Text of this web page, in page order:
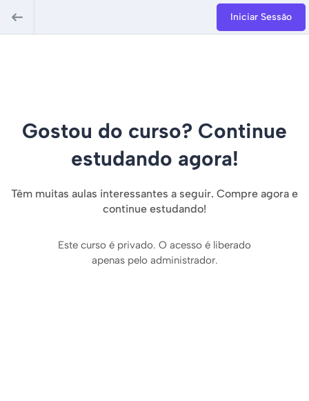
Iniciar Sessão
Gostou do curso? Continue
estudando agora!
Têm muitas aulas interessantes a seguir. Compre agora e
continue estudando!
Este curso é privado. O acesso é liberado
apenas pelo administrador.